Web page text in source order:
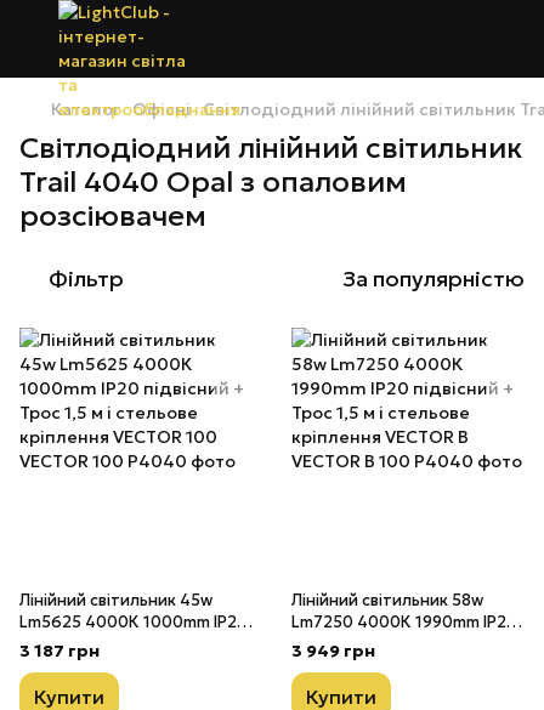
Каталог Офісні Світлодіодний лінійний світильник
Світлодіодний лінійний світильник
Trail 4040 Opal з опаловим
розсіювачем
Фільтр За популярністю
Лінійний світильник 45w
Lm5625 4000К 1000mm IP20
підвісний + Трос 1,5 м і
стельове кріплення VECTOR
100
3 187 грн
Купити
Лінійний світильник 58w
Lm7250 4000К 1990mm IP20
підвісний + Трос 1,5 м і
стельове кріплення VECTOR
B
3 949 грн
Купити